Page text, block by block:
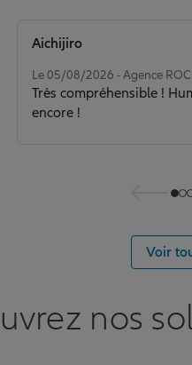
Le 05/08/2026 - Agence
Très compréhensible !
encore !
Aichijiro
Voir
nos